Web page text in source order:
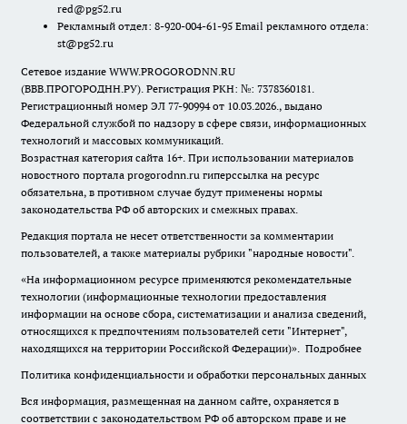
red@pg52.ru
Рекламный отдел: 8-920-004-61-95 Email рекламного отдела:
st@pg52.ru
Сетевое издание WWW.PROGORODNN.RU
(ВВВ.ПРОГОРОДНН.РУ). Регистрация РКН: №: 7378360181.
Регистрационный номер ЭЛ 77-90994 от 10.03.2026., выдано
Федеральной службой по надзору в сфере связи, информационных
технологий и массовых коммуникаций.
Возрастная категория сайта 16+. При использовании материалов
новостного портала progorodnn.ru гиперссылка на ресурс
обязательна, в противном случае будут применены нормы
законодательства РФ об авторских и смежных правах.
Редакция портала не несет ответственности за комментарии
пользователей, а также материалы рубрики "народные новости".
«На информационном ресурсе применяются рекомендательные
технологии (информационные технологии предоставления
информации на основе сбора, систематизации и анализа сведений,
относящихся к предпочтениям пользователей сети "Интернет",
находящихся на территории Российской Федерации)». Подробнее
Политика конфиденциальности и обработки персональных данных
Вся информация, размещенная на данном сайте, охраняется в
соответствии с законодательством РФ об авторском праве и не